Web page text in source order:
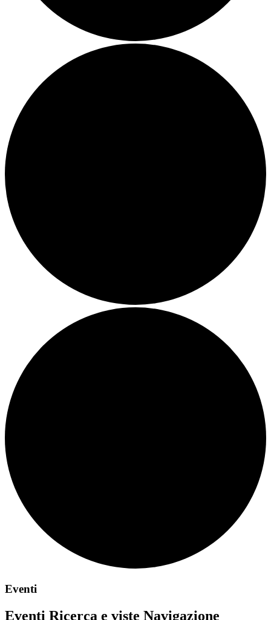
Eventi
Eventi Ricerca e viste Navigazione